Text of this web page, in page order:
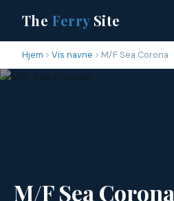
The FerrySite
Hjem Vis navne M/F Sea Corona
M/F Sea Corona